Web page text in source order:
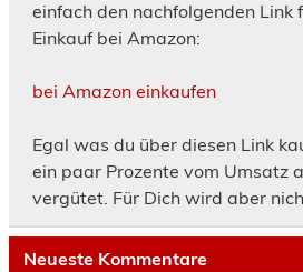
einfach den nachfolgenden Link
Einkauf bei Amazon:
bei Amazon einkaufen
Egal was du über diesen Link
ein paar Prozente vom Umsatz
vergütet. Für Dich wird aber
Neueste Kommentare